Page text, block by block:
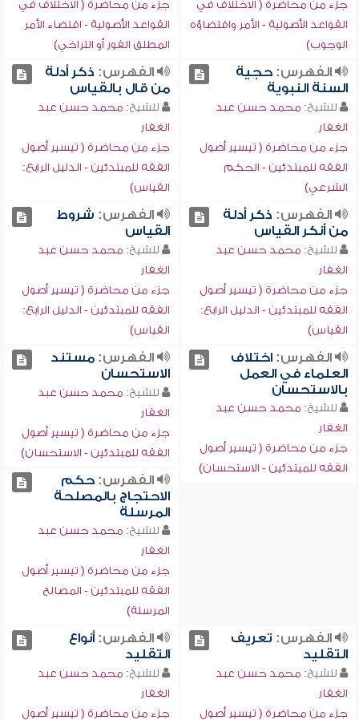
جزء من محاضرة ( الاختلاف في
القواعد الأصولية - الأمر واقتضاؤه
الوجوب)
جزء من محاضرة ( الاختلاف في
القواعد الأصولية - اقتضاء الأمر
المطلق الفور أو التراخي)
الفهرس:حجية
السنة النبوية
للشيخ: محمد حسن عبد
الغفار
جزء من محاضرة ( تيسير أصول
الفقه للمبتدئين - الحكم
الشرعي)
الفهرس: ذكر أدلة
من قال بالقياس
للشيخ: محمد حسن عبد
الغفار
جزء من محاضرة ( تيسير أصول
الفقه للمبتدئين - الدليل الرابع:
القياس)
الفهرس: ذكر أدلة
من أنكر القياس
للشيخ: محمد حسن عبد
الغفار
جزء من محاضرة ( تيسير أصول
الفقه للمبتدئين - الدليل الرابع:
القياس)
الفهرس: شروط
القياس
للشيخ: محمد حسن عبد
الغفار
جزء من محاضرة ( تيسير أصول
الفقه للمبتدئين - الدليل الرابع:
القياس)
الفهرس:اختلاف
العلماء في العمل
بالاستحسان
للشيخ: محمد حسن عبد
الغفار
جزء من محاضرة ( تيسير أصول
الفقه للمبتدئين - الاستحسان)
الفهرس:مستند
الاستحسان
للشيخ: محمد حسن عبد
الغفار
جزء من محاضرة ( تيسير أصول
الفقه للمبتدئين - الاستحسان)
الفهرس:حكم
الاحتجاج بالمصلحة
المرسلة
للشيخ: محمد حسن عبد
الغفار
جزء من محاضرة ( تيسير أصول
الفقه للمبتدئين - المصالح
المرسلة)
الفهرس: تعريف
التقليد
للشيخ: محمد حسن عبد
الغفار
جزء من محاضرة ( تيسير أصول
الفهرس:أنواع
التقليد
للشيخ: محمد حسن عبد
الغفار
جزء من محاضرة ( تيسير أصول